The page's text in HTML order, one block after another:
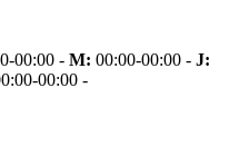
00:00 - M: 00:00-00:00 - J:
00:00 -